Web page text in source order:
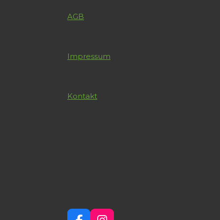
AGB
Impressum
Kontakt